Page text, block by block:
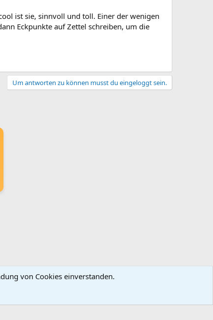
ist sie, sinnvoll und toll. Einer der wenigen
Eckpunkte auf Zettel schreiben, um die
Um antworten zu können musst du eingeloggt sein.
und Regeln Datenschutz Hilfe
von Cookies einverstanden.